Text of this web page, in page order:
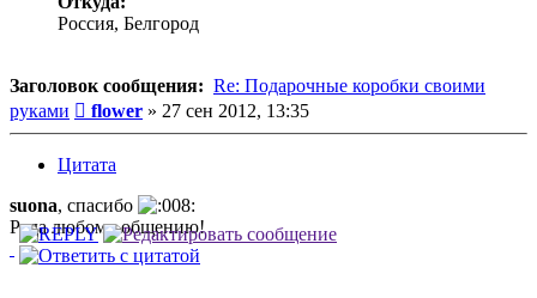
Россия, Белгород
Заголовок сообщения: Re: Подарочные коробки своими
руками
Сообщение
flower » 27 сен 2012, 13:35
Цитата
suona, спасибо
Рада любому общению!